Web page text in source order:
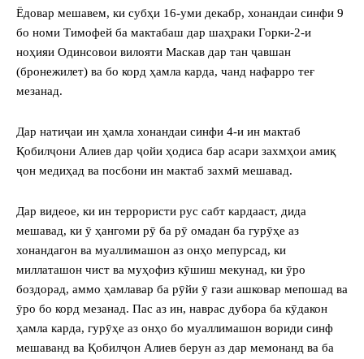
Ёдовар мешавем, ки субҳи 16-уми декабр, хонандаи синфи 9
бо номи Тимофей ба мактабаш дар шаҳраки Горки-2-и
ноҳияи Одинсовои вилояти Маскав дар тан ҷавшан
(бронежилет) ва бо корд ҳамла карда, чанд нафарро теғ
мезанад.
Дар натиҷаи ин ҳамла хонандаи синфи 4-и ин мактаб
Қобилҷони Алиев дар ҷойи ҳодиса бар асари захмҳои амиқ
ҷон медиҳад ва посбони ин мактаб захмӣ мешавад.
Дар видеое, ки ин террористи рус сабт кардааст, дида
мешавад, ки ӯ ҳангоми рӯ ба рӯ омадан ба гурӯҳе аз
хонандагон ва муаллимашон аз онҳо мепурсад, ки
миллаташон чист ва муҳофиз кӯшиш мекунад, ки ӯро
боздорад, аммо ҳамлавар ба рӯйи ӯ гази ашковар мепошад ва
ӯро бо корд мезанад. Пас аз ин, наврас дубора ба кӯдакон
ҳамла карда, гурӯҳе аз онҳо бо муаллимашон вориди синф
мешаванд ва Қобилҷон Алиев берун аз дар мемонанд ва ба